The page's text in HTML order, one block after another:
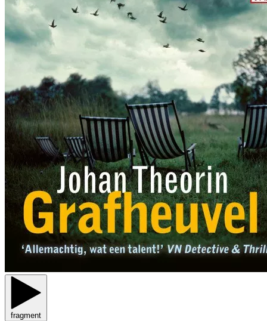
fragment